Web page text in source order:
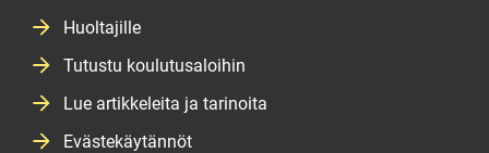
Huoltajille
Tutustu koulutusaloihin
Lue artikkeleita ja tarinoita
Evästekäytännöt